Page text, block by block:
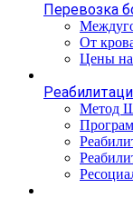
Перевозка
От
Цены на
Метод